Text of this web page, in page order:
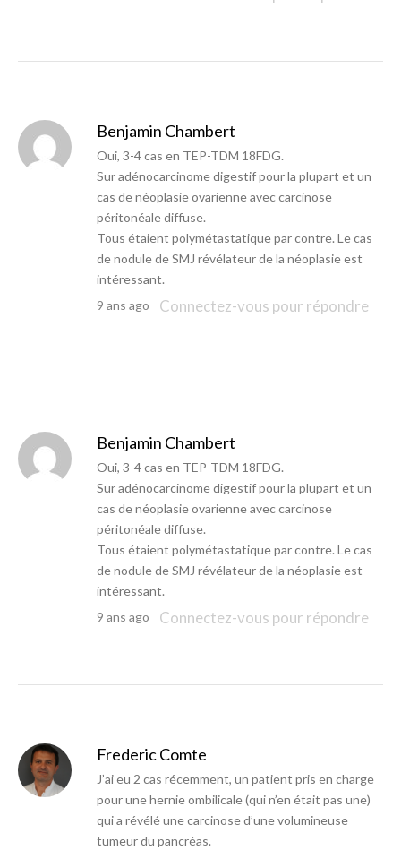
Benjamin Chambert
Oui, 3-4 cas en TEP-TDM 18FDG.
Sur adénocarcinome digestif pour la plupart et un
cas de néoplasie ovarienne avec carcinose
péritonéale diffuse.
Tous étaient polymétastatique par contre. Le cas
de nodule de SMJ révélateur de la néoplasie est
intéressant.
9 ans ago
Connectez-vous pour répondre
Benjamin Chambert
Oui, 3-4 cas en TEP-TDM 18FDG.
Sur adénocarcinome digestif pour la plupart et un
cas de néoplasie ovarienne avec carcinose
péritonéale diffuse.
Tous étaient polymétastatique par contre. Le cas
de nodule de SMJ révélateur de la néoplasie est
intéressant.
9 ans ago
Connectez-vous pour répondre
Frederic Comte
J’ai eu 2 cas récemment, un patient pris en charge
pour une hernie ombilicale (qui n’en était pas une)
qui a révélé une carcinose d’une volumineuse
tumeur du pancréas.